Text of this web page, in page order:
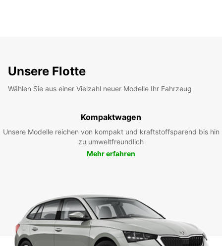
Unsere Flotte
Wählen Sie aus einer Vielzahl neuer Modelle Ihr Fahrzeug
Kompaktwagen
Unsere Modelle reichen von kompakt und kraftstoffsparend bis hin
zu umweltfreundlich
Mehr erfahren